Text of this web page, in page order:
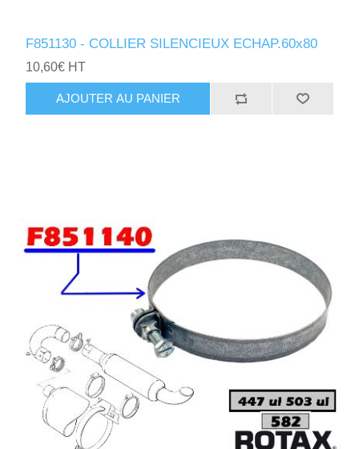
F851130 - COLLIER SILENCIEUX ECHAP.60x80
10,60€ HT
AJOUTER AU PANIER